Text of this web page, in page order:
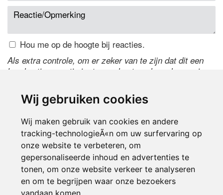
Wij gebruiken cookies
Wij maken gebruik van cookies en andere
tracking-technologieÃ«n om uw surfervaring op
onze website te verbeteren, om
gepersonaliseerde inhoud en advertenties te
tonen, om onze website verkeer te analyseren
en om te begrijpen waar onze bezoekers
vandaan komen.
Hou me op de hoogte bij reacties.
Als extra controle, om er zeker van te zijn dat dit een
handmatige reactie is, typ onderstaande code over in
de code te wijzigen.